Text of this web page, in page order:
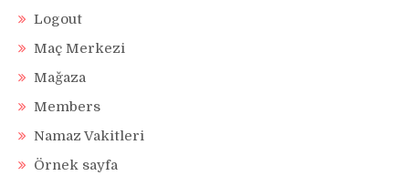
Logout
Maç Merkezi
Mağaza
Members
Namaz Vakitleri
Örnek sayfa